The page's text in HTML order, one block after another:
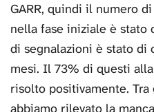
GARR, quindi il numero
nella fase iniziale è stato
di segnalazioni è stato di
mesi. Il 73% di questi
risolto positivamente.
abbiamo rilevato la